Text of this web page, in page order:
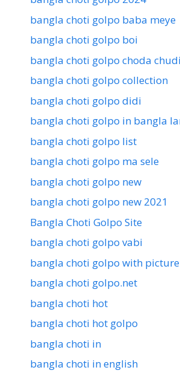
bangla choti golpo baba meye
bangla choti golpo boi
bangla choti golpo choda chudi
bangla choti golpo collection
bangla choti golpo didi
bangla choti golpo in bangla
bangla choti golpo list
bangla choti golpo ma sele
bangla choti golpo new
bangla choti golpo new 2021
Bangla Choti Golpo Site
bangla choti golpo vabi
bangla choti golpo with picture
bangla choti golpo.net
bangla choti hot
bangla choti hot golpo
bangla choti in
bangla choti in english